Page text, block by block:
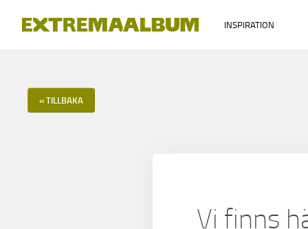
INSPIRATION
« TILLBAKA
Vi finns